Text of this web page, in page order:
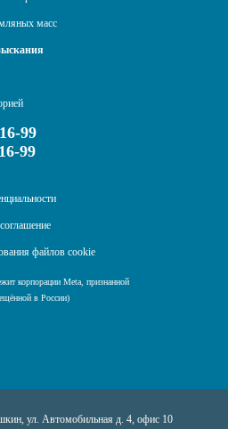
масс
99
99
файлов cookie
корпорации Meta, признанной
в России)
ул. Автомобильная д. 4, офис 10